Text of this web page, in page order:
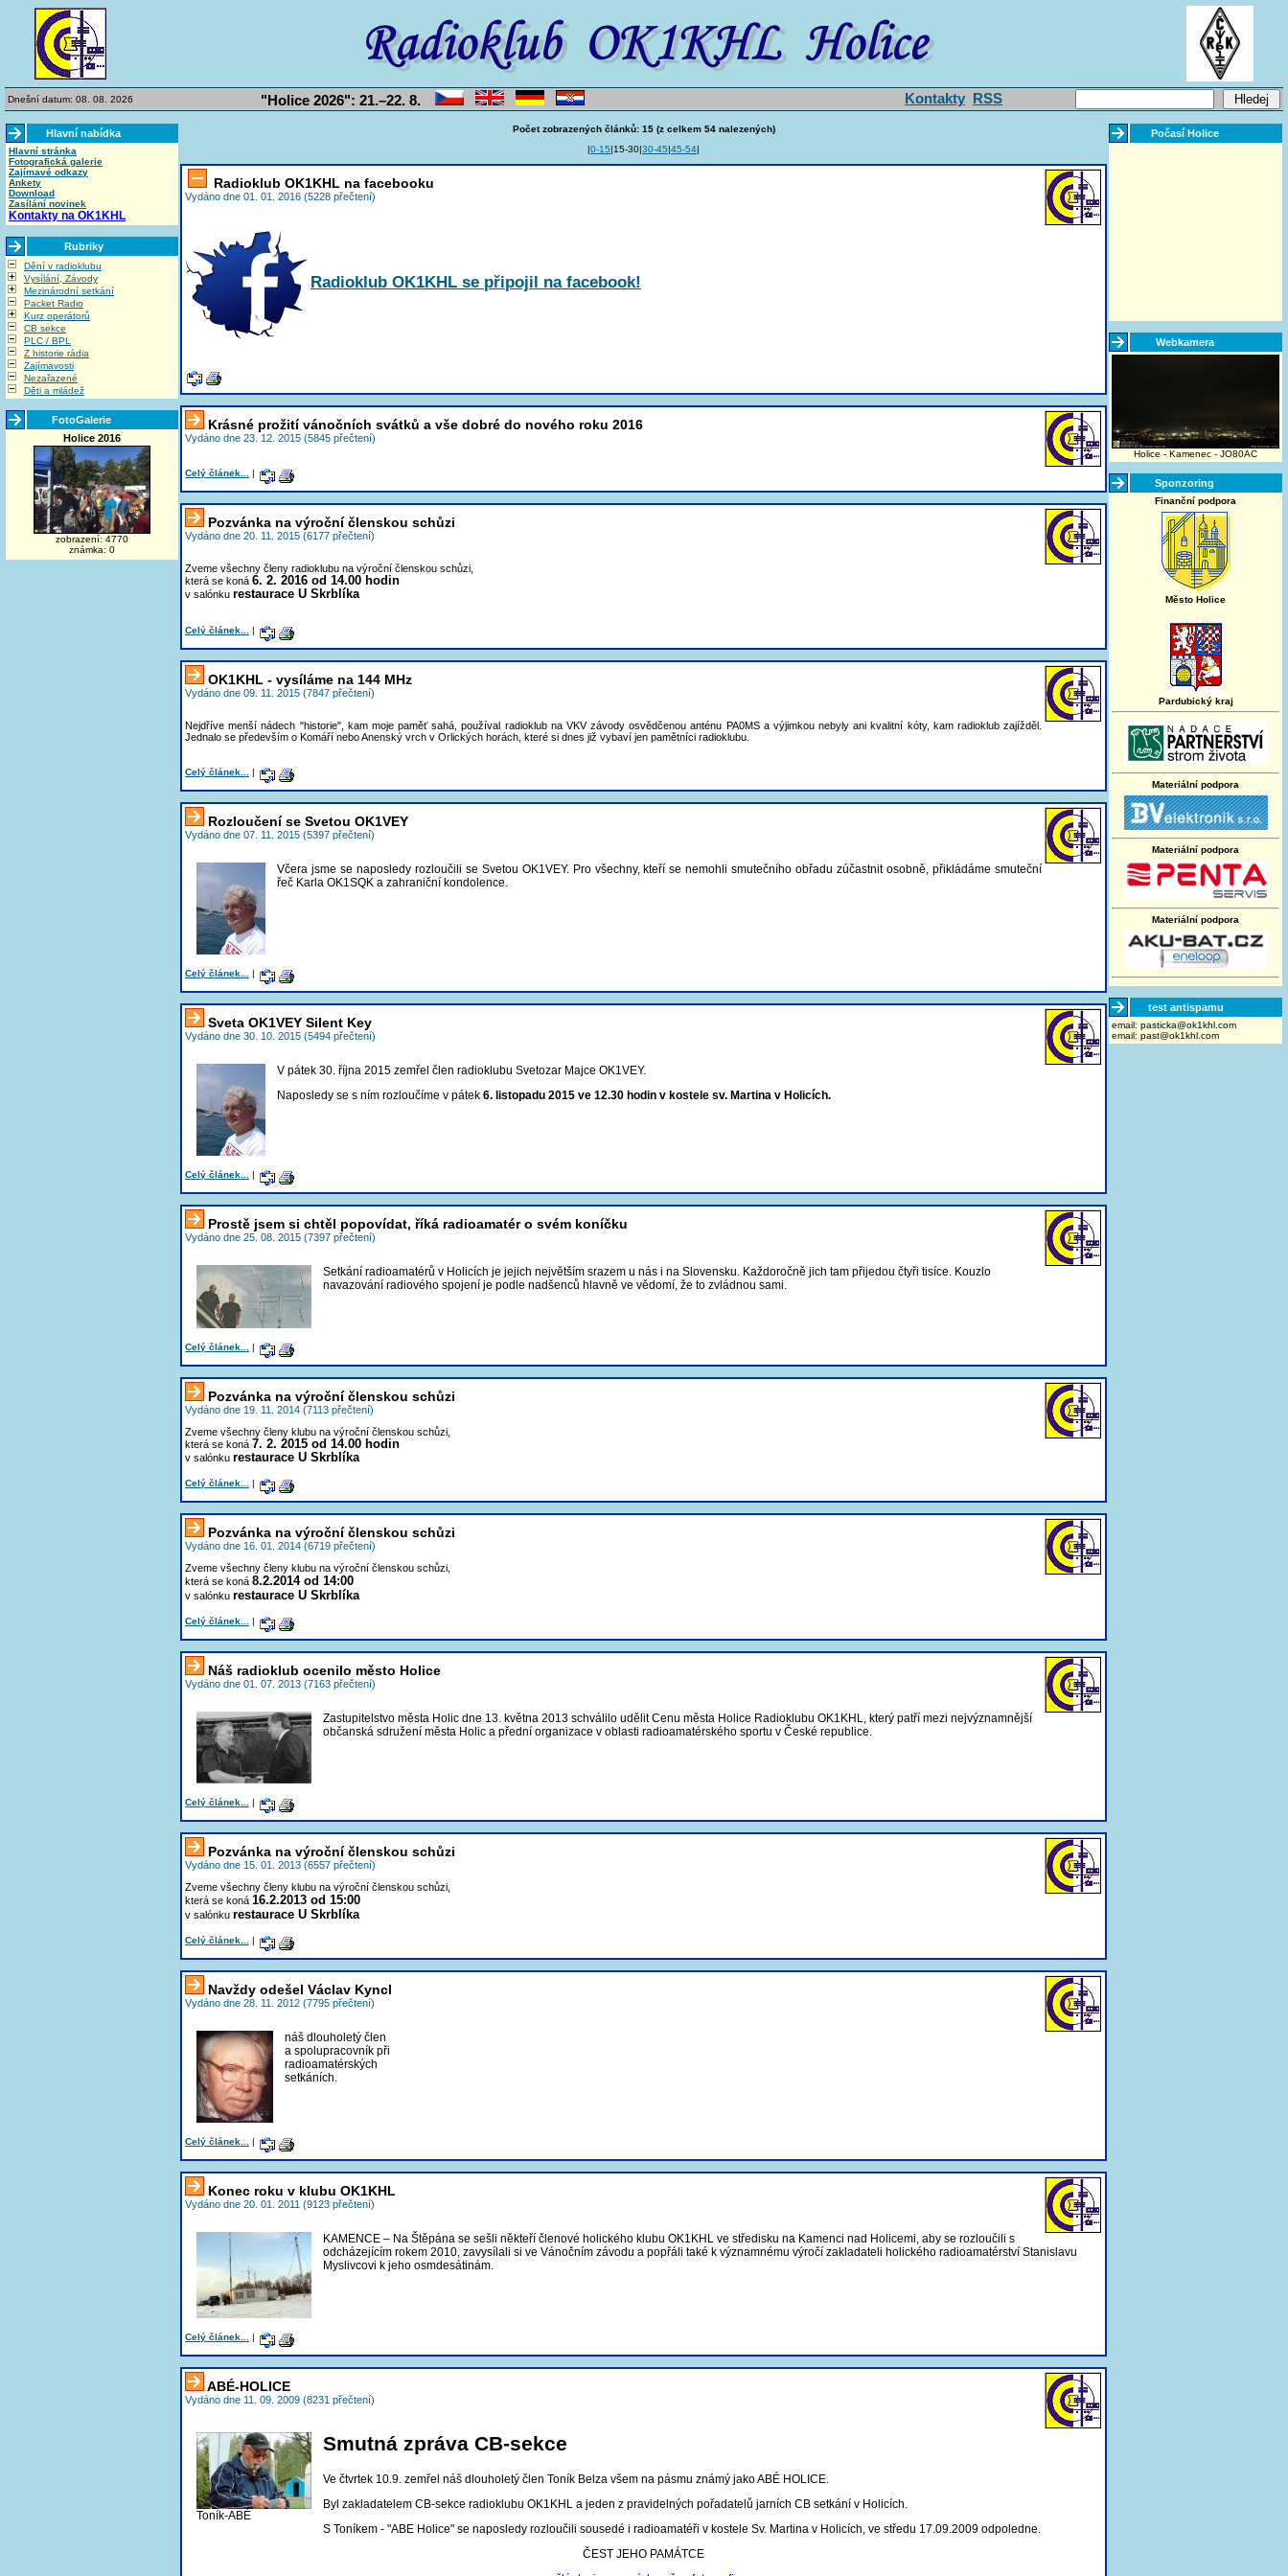
Dnešní datum: 08. 08. 2026 "Holice 2026": 21.–22. 8. Kontakty RSS
Hlavní nabídka
Hlavní stránka
Fotografická galerie
Zajímavé odkazy
Ankety
Download
Zasílání novinek
Kontakty na OK1KHL
Rubriky
Dění v radioklubu
Vysílání, Závody
Mezinárodní setkání
Packet Radio
Kurz operátorů
CB sekce
PLC / BPL
Z historie rádia
Zajímavosti
Nezařazené
Děti a mládež
FotoGalerie
Holice 2016
zobrazení: 4770
známka: 0
Počet zobrazených článků: 15 (z celkem 54 nalezených)
|0-15|15-30|30-45|45-54|
Radioklub OK1KHL na facebooku
Vydáno dne 01. 01. 2016 (5228 přečtení)
Radioklub OK1KHL se připojil na facebook!
Krásné prožití vánočních svátků a vše dobré do nového roku 2016
Vydáno dne 23. 12. 2015 (5845 přečtení)
Celý článek... |
Pozvánka na výroční členskou schůzi
Vydáno dne 20. 11. 2015 (6177 přečtení)
Zveme všechny členy radioklubu na výroční členskou schůzi,
která se koná 6. 2. 2016 od 14.00 hodin
v salónku restaurace U Skrblíka
Celý článek... |
OK1KHL - vysíláme na 144 MHz
Vydáno dne 09. 11. 2015 (7847 přečtení)
Nejdříve menší nádech "historie", kam moje paměť sahá, používal radioklub na VKV závody osvědčenou anténu PA0MS a výjimkou nebyly ani kvalitní kóty, kam radioklub zajížděl.
Jednalo se především o Komáří nebo Anenský vrch v Orlických horách, které si dnes již vybaví jen pamětníci radioklubu.
Celý článek... |
Rozloučení se Svetou OK1VEY
Vydáno dne 07. 11. 2015 (5397 přečtení)
Včera jsme se naposledy rozloučili se Svetou OK1VEY. Pro všechny, kteří se nemohli smutečního obřadu zúčastnit osobně, přikládáme smuteční
řeč Karla OK1SQK a zahraniční kondolence.
Celý článek... |
Sveta OK1VEY Silent Key
Vydáno dne 30. 10. 2015 (5494 přečtení)
V pátek 30. října 2015 zemřel člen radioklubu Svetozar Majce OK1VEY.
Naposledy se s ním rozloučíme v pátek 6. listopadu 2015 ve 12.30 hodin v kostele sv. Martina v Holicích.
Celý článek... |
Prostě jsem si chtěl popovídat, říká radioamatér o svém koníčku
Vydáno dne 25. 08. 2015 (7397 přečtení)
Setkání radioamatérů v Holicích je jejich největším srazem u nás i na Slovensku. Každoročně jich tam přijedou čtyři tisíce. Kouzlo
navazování radiového spojení je podle nadšenců hlavně ve vědomí, že to zvládnou sami.
Celý článek... |
Pozvánka na výroční členskou schůzi
Vydáno dne 19. 11. 2014 (7113 přečtení)
Zveme všechny členy klubu na výroční členskou schůzi,
která se koná 7. 2. 2015 od 14.00 hodin
v salónku restaurace U Skrblíka
Celý článek... |
Pozvánka na výroční členskou schůzi
Vydáno dne 16. 01. 2014 (6719 přečtení)
Zveme všechny členy klubu na výroční členskou schůzi,
která se koná 8.2.2014 od 14:00
v salónku restaurace U Skrblíka
Celý článek... |
Náš radioklub ocenilo město Holice
Vydáno dne 01. 07. 2013 (7163 přečtení)
Zastupitelstvo města Holic dne 13. května 2013 schválilo udělit Cenu města Holice Radioklubu OK1KHL, který patří mezi nejvýznamnější
občanská sdružení města Holic a přední organizace v oblasti radioamatérského sportu v České republice.
Celý článek... |
Pozvánka na výroční členskou schůzi
Vydáno dne 15. 01. 2013 (6557 přečtení)
Zveme všechny členy klubu na výroční členskou schůzi,
která se koná 16.2.2013 od 15:00
v salónku restaurace U Skrblíka
Celý článek... |
Navždy odešel Václav Kyncl
Vydáno dne 28. 11. 2012 (7795 přečtení)
náš dlouholetý člen
a spolupracovník při
radioamatérských
setkáních.
Celý článek... |
Konec roku v klubu OK1KHL
Vydáno dne 20. 01. 2011 (9123 přečtení)
KAMENCE – Na Štěpána se sešli někteří členové holického klubu OK1KHL ve středisku na Kamenci nad Holicemi, aby se rozloučili s
odcházejícím rokem 2010, zavysílali si ve Vánočním závodu a popřáli také k významnému výročí zakladateli holického radioamatérství Stanislavu
Myslivcovi k jeho osmdesátinám.
Celý článek... |
ABÉ-HOLICE
Vydáno dne 11. 09. 2009 (8231 přečtení)
Toník-ABÉ
Smutná zpráva CB-sekce
Ve čtvrtek 10.9. zemřel náš dlouholetý člen Toník Belza všem na pásmu známý jako ABÉ HOLICE.
Byl zakladatelem CB-sekce radioklubu OK1KHL a jeden z pravidelných pořadatelů jarních CB setkání v Holicích.
S Toníkem - "ABE Holice" se naposledy rozloučili sousedé i radioamatéři v kostele Sv. Martina v Holicích, ve středu 17.09.2009 odpoledne.
ČEST JEHO PAMÁTCE
Počasí Holice
Webkamera
Holice - Kamenec - JO80AC
Sponzoring
Finanční podpora
Město Holice
Pardubický kraj
Materiální podpora
Materiální podpora
Materiální podpora
test antispamu
email: moc.lhk1ko@akcitsap
email: past@ok1khl.com